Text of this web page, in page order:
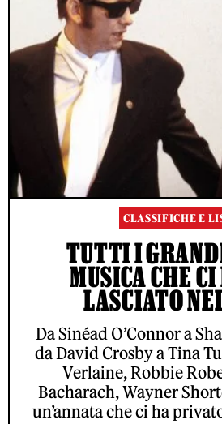
CLASSIFICHE E
TUTTI I
MUSICA CHE
LASCIATO
Da Sinéad O’Connor a
da David Crosby a Tina
Verlaine, Robbie
Bacharach, Wayner
un’annata che ci ha